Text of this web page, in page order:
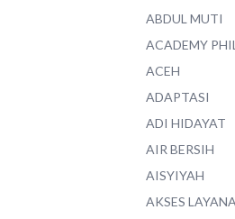
ABDUL MUTI
ACADEMY
ACEH
ADAPTASI
ADI HIDAYAT
AIR BERSIH
AISYIYAH
AKSES